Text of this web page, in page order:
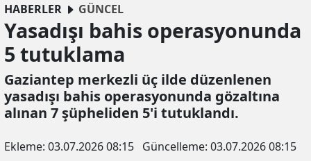
HABERLER
GÜNCEL
Yasadışı bahis operasyonunda
5 tutuklama
Gaziantep merkezli üç ilde düzenlenen
yasadışı bahis operasyonunda gözaltına
alınan 7 şüpheliden 5'i tutuklandı.
Ekleme: 03.07.2026 08:15 Güncelleme: 03.07.2026 08:15